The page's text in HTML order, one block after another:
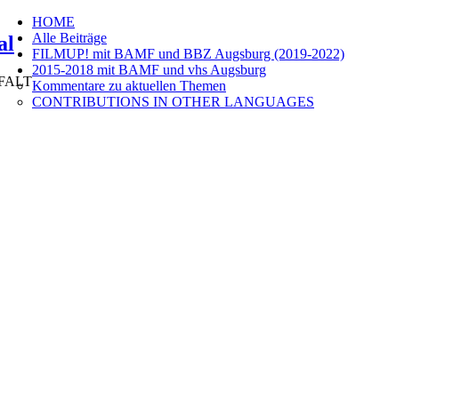
HOME
Alle Beiträge
FILMUP! mit BAMF und BBZ Augsburg (2019-2022)
2015-2018 mit BAMF und vhs Augsburg
Kommentare zu aktuellen Themen
CONTRIBUTIONS IN OTHER LANGUAGES